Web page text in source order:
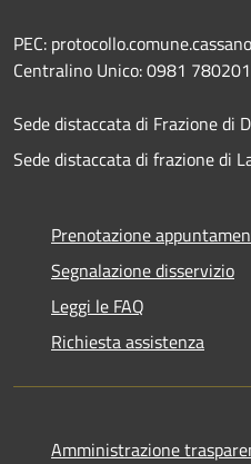
PEC:
Centralino Unico: 0981 780201
Sede distaccata di Frazione di
Sede distaccata di frazione di
Prenotazione
Segnalazione disservizio
Leggi le FAQ
Richiesta assistenza
Amministrazione